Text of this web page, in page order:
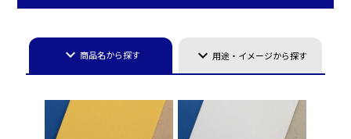
keyboard_arrow_down 商品名から探す keyboard_arrow_down用途・イメージから探す